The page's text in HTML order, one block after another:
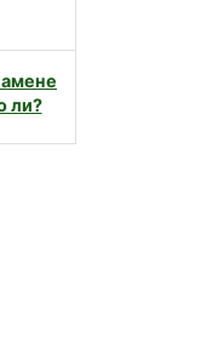
ли?